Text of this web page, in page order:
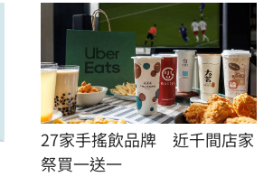
27家手搖飲品牌　近千間店家
祭買一送一